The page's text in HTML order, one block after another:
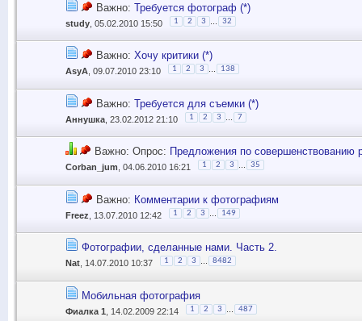
Важно: Требуется фотограф (*)
study , 05.02.2010 15:50 1 2 3 32
Важно: Хочу критики (*)
AsyA , 09.07.2010 23:10 1 2 3 138
Важно: Требуется для съемки (*)
Аннушка , 23.02.2012 21:10 1 2 3 7
Важно: Опрос: Предложения по совершенствованию
Corban_jum , 04.06.2010 16:21 1 2 3 35
Важно: Комментарии к фотографиям
Freez , 13.07.2010 12:42 1 2 3 149
Фотографии, сделанные нами. Часть 2.
Nat , 14.07.2010 10:37 1 2 3 8482
Мобильная фотография
Фиалка 1 , 14.02.2009 22:14 1 2 3 487